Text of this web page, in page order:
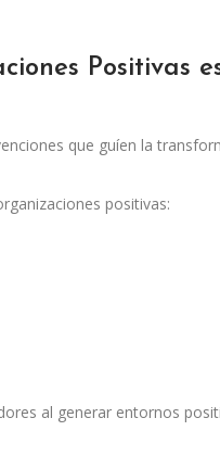
Positivas
que guíen la
positivas:
al generar entornos